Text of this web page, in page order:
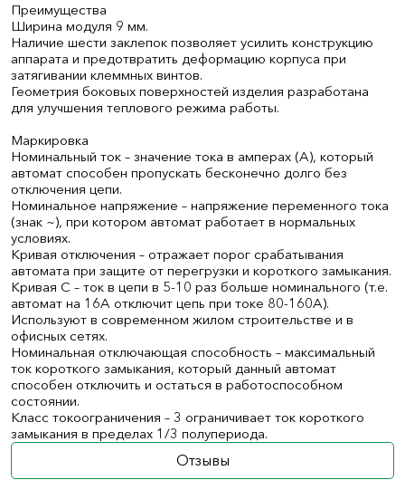
Преимущества
Ширина модуля 9 мм.
Наличие шести заклепок позволяет усилить конструкцию
аппарата и предотвратить деформацию корпуса при
затягивании клеммных винтов.
Геометрия боковых поверхностей изделия разработана
для улучшения теплового режима работы.
Маркировка
Номинальный ток – значение тока в амперах (А), который
автомат способен пропускать бесконечно долго без
отключения цепи.
Номинальное напряжение – напряжение переменного тока
(знак ~), при котором автомат работает в нормальных
условиях.
Кривая отключения – отражает порог срабатывания
автомата при защите от перегрузки и короткого замыкания.
Кривая С – ток в цепи в 5-10 раз больше номинального (т.е.
автомат на 16А отключит цепь при токе 80-160А).
Используют в современном жилом строительстве и в
офисных сетях.
Номинальная отключающая способность – максимальный
ток короткого замыкания, который данный автомат
способен отключить и остаться в работоспособном
состоянии.
Класс токоограничения – 3 ограничивает ток короткого
замыкания в пределах 1/3 полупериода.
Отзывы